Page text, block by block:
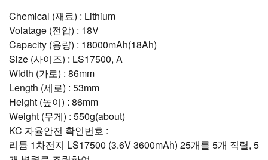
Chemical (재료) : Lithium
Volatage (전압) : 18V
Capacity (용량) : 18000mAh(18Ah)
Size (사이즈) : LS17500, A
Width (가로) : 86mm
Length (세로) : 53mm
Height (높이) : 86mm
Weight (무게) : 550g(about)
KC 자율안전 확인번호 :
리튬 1차전지 LS17500 (3.6V 3600mAh) 25개를 5개 직렬, 5